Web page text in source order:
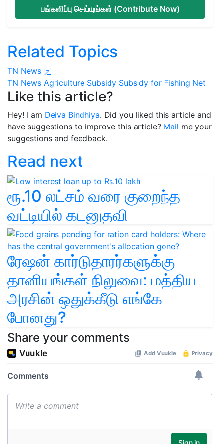
பங்களிப்பு செய்யுங்கள் (Contribute Now)
Related Topics
TN News
TN News Agriculture Subsidy Subsidy for Fishing Net
Like this article?
Hey! I am Deiva Bindhiya. Did you liked this article and
have suggestions to improve this article? Mail me your
suggestions and feedback.
Read next
ரூ.10 லட்சம் வரை குறைந்த
வட்டியில் கடனுதவி
ரேஷன் கார்டுதாரர்களுக்கு
தானியங்கள் நிலுவை: மத்திய
அரசின் ஒதுக்கீடு எங்கே
போனது?
Share your comments